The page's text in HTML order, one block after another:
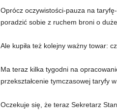
Oprócz oczywistości-pauza na
poradzić sobie z ruchem broni o
Ale kupiła też kolejny ważny towar:
Ma teraz kilka tygodni na
przekształcenie tymczasowej taryfy w
Oczekuje się, że teraz Sekretarz